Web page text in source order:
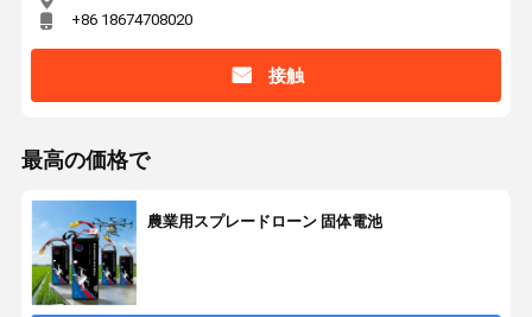
+86 18674708020
接触
最高の価格で
農業用スプレードローン 固体電池